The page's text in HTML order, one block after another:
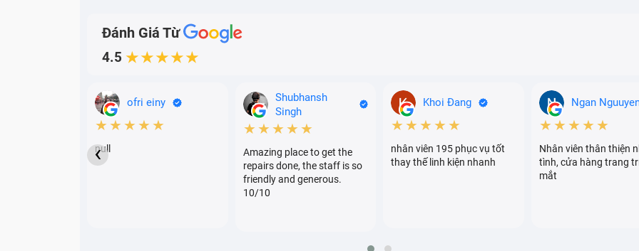
Đánh Giá Từ
4.5 ★★★★★
ofri einy
★★★★★
null
Shubhansh
Singh
★★★★★
Amazing place to get the
repairs done, the staff is so
friendly and generous.
10/10
Khoi Đang
★★★★★
nhân viên 195 phục vụ tốt
thay thế linh kiện nhanh
Ngan
★★★★★
Nhân viên thân thiện
tình, cửa hàng trang
mắt
‹